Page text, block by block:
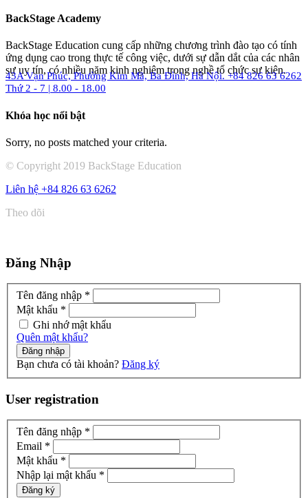
BackStage Academy
BackStage Education cung cấp những chương trình đào tạo có tính
ứng dụng cao trong thực tế công việc, dưới sự dẫn dắt của các nhân
sự uy tín, có nhiều năm kinh nghiệm trong nghề tổ chức sự kiện.
43A Vạn Phúc, Phường Kim Mã, Ba Đình, Hà Nội. +84 826 63 6262
Thứ 2 - 7 | 8.00 - 18.00
Khóa học nổi bật
Sorry, no posts matched your criteria.
© Copyright 2019 BackStage Education
Liên hệ +84 826 63 6262
Theo dõi
Đăng Nhập
Tên đăng nhập *
Mật khẩu *
Ghi nhớ mật khẩu
Quên mật khẩu?
Đăng nhập
Bạn chưa có tài khoản? Đăng ký
User registration
Tên đăng nhập *
Email *
Mật khẩu *
Nhập lại mật khẩu *
Đăng ký